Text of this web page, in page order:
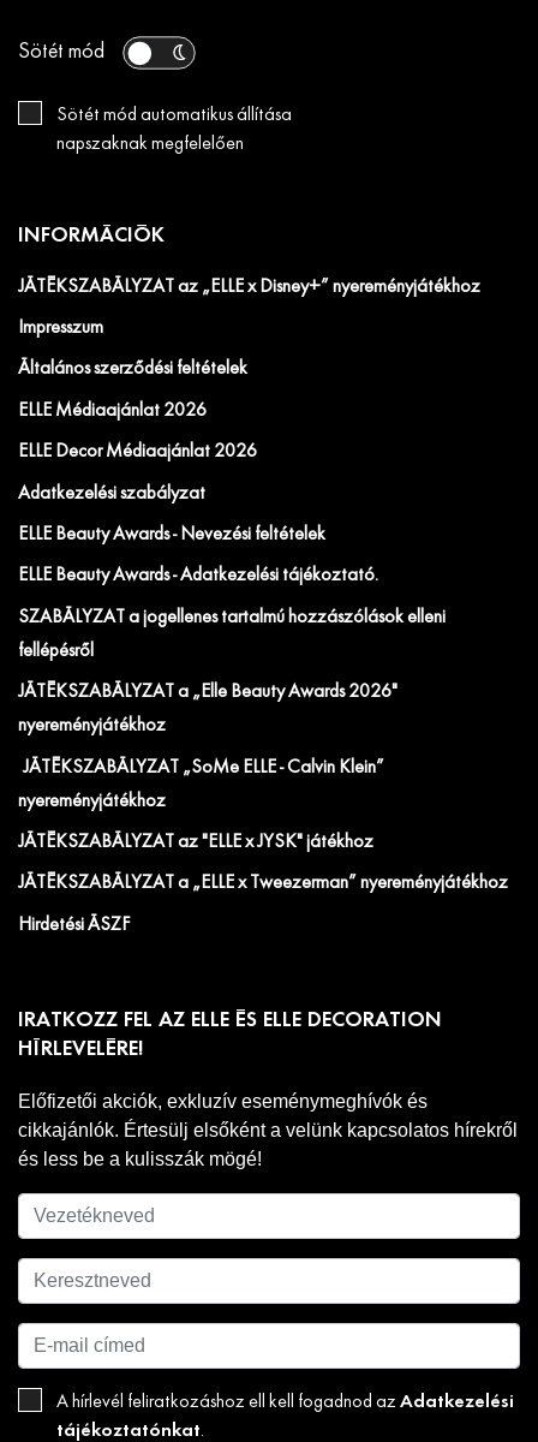
Sötét mód
Sötét mód automatikus állítása
napszaknak megfelelően
INFORMÁCIÓK
JÁTÉKSZABÁLYZAT az „ELLE x Disney+” nyereményjátékhoz
Impresszum
Általános szerződési feltételek
ELLE Médiaajánlat 2026
ELLE Decor Médiaajánlat 2026
Adatkezelési szabályzat
ELLE Beauty Awards - Nevezési feltételek
ELLE Beauty Awards - Adatkezelési tájékoztató.
SZABÁLYZAT a jogellenes tartalmú hozzászólások elleni
fellépésről
JÁTÉKSZABÁLYZAT a „Elle Beauty Awards 2026"
nyereményjátékhoz
JÁTÉKSZABÁLYZAT „SoMe ELLE - Calvin Klein”
nyereményjátékhoz
JÁTÉKSZABÁLYZAT az "ELLE x JYSK" játékhoz
JÁTÉKSZABÁLYZAT a „ELLE x Tweezerman” nyereményjátékhoz
Hirdetési ÁSZF
IRATKOZZ FEL AZ ELLE ÉS ELLE DECORATION
HÍRLEVELÉRE!
Előfizetői akciók, exkluzív eseménymeghívók és
cikkajánlók. Értesülj elsőként a velünk kapcsolatos hírekről
és less be a kulisszák mögé!
A hírlevél feliratkozáshoz ell kell fogadnod az Adatkezelési
tájékoztatónkat.